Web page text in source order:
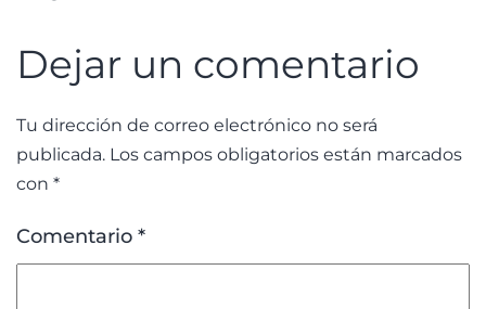
Dejar un comentario
Tu dirección de correo electrónico no será
publicada. Los campos obligatorios están marcados
con *
Comentario *